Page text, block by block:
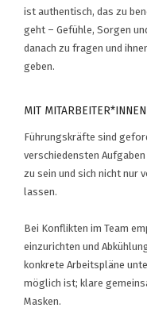
ist authentisch, das zu
geht – Gefühle, Sorgen
danach zu fragen und
geben.
MIT MITARBEITER*INNEN
Führungskräfte sind
verschiedensten
zu sein und sich nicht nur
lassen.
Bei Konflikten im Team
einzurichten und
konkrete Arbeitspläne
möglich ist; klare
Masken.